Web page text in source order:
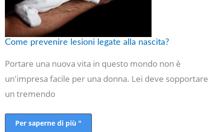
Come prevenire lesioni legate alla nascita?
Portare una nuova vita in questo mondo non è
un'impresa facile per una donna. Lei deve sopportare
un tremendo
Per saperne di più "